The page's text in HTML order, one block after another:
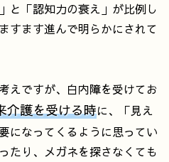
と「認知力の衰え」が比例し
すます進んで明らかにされて
えですが、白内障を受けてお
介護を受ける時に、「見え
になってくるように思ってい
たり、メガネを探さなくても